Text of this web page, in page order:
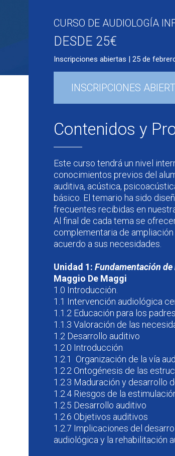
CURSO DE AUDIOLOGÍA
DESDE 25€
Inscripciones abiertas | 25 de
INSCRIPCIONES
Contenidos y
Este curso tendrá un nivel
conocimientos previos del
auditiva, acústica,
básico. El temario ha sido
frecuentes recibidas en
Al final de cada tema se
complementaria de
acuerdo a sus necesidades.
Unidad 1: Fundamentación
Maggio De Maggi
1.0 Introducción.
1.1 Intervención audiológica
1.1.2 Educación para los padres.
1.1.3 Valoración de las
1.2 Desarrollo auditivo
1.2.0 Introducción
1.2.1 Organización de la vía
1.2.2 Ontogénesis de las
1.2.3 Maduración y desarrollo
1.2.4 Riesgos de la
1.2.5 Desarrollo auditivo
1.2.6 Objetivos auditivos
1.2.7 Implicaciones del
audiológica y la rehabilitación